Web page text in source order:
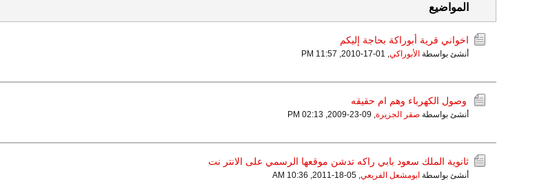
المواضيع
اخواني قرية أبوراكة بحاجة إليكم
أنشئ بواسطة الأبوراكي,
01-17-2010, 11:57 PM
وصول الكهرباء وهم ام حقيقه
أنشئ بواسطة صقر الجزيرة,
09-23-2009, 02:13 PM
ثانوية الملك سعود بابي راكه تدشن موقعها الرسمي على الانتر نت
أنشئ بواسطة ابومشعل الفريعي,
05-18-2011, 10:36 AM